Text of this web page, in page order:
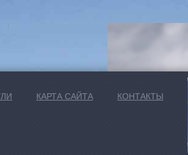
КАРТА САЙТА КОНТАКТЫ